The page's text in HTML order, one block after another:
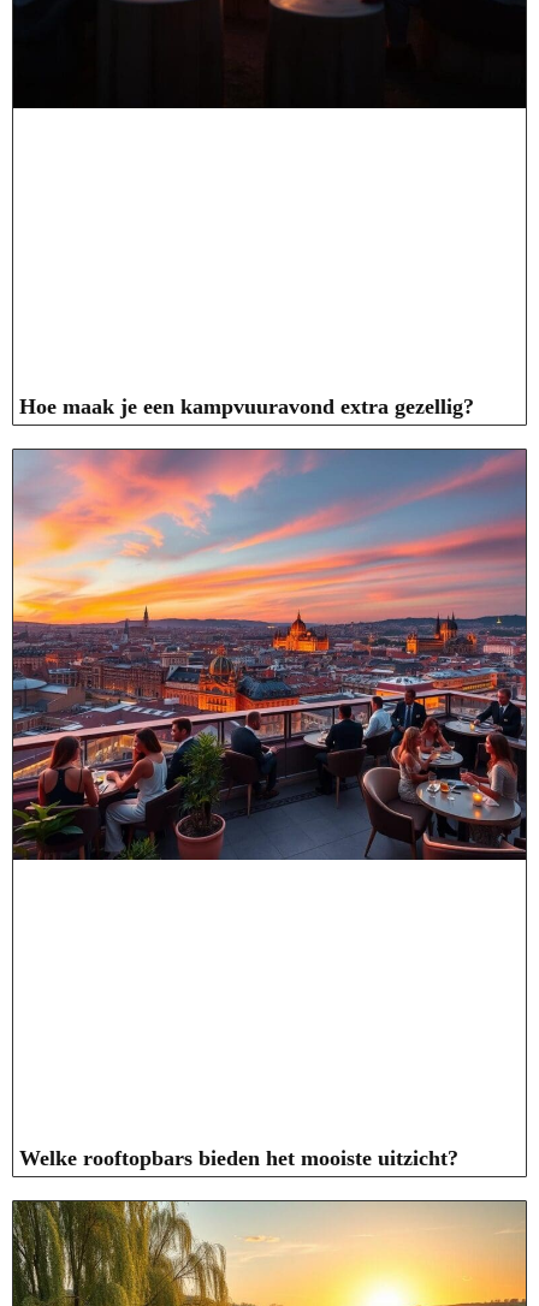
Hoe maak je een kampvuuravond extra gezellig?
Welke rooftopbars bieden het mooiste uitzicht?